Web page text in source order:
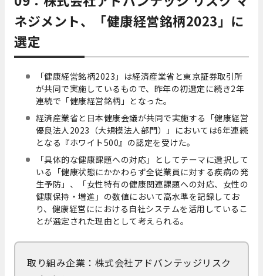
ネジメント、「健康経営銘柄2023」に
選定
「健康経営銘柄2023」は経済産業省と東京証券取引所
が共同で実施しているもので、昨年の初選定に続き2年
連続で「健康経営銘柄 」となった。
経済産業省と日本健康会議が共同で実施する「健康経営
優良法人2023（大規模法人部門）」においては6年連続
となる『ホワイト500』の認定を受けた。
「具体的な健康課題への対応」としてテーマに選択して
いる「健康状態にかかわらず全従業員に対する疾病の発
生予防」、「女性特有の健康関連課題への対応、女性の
健康保持・増進」の数値において高水準を記録してお
り、健康経営ににおける自社システムを活用しているこ
とが選定された理由として考えられる。
取り組み企業：株式会社アドバンテッジリスク